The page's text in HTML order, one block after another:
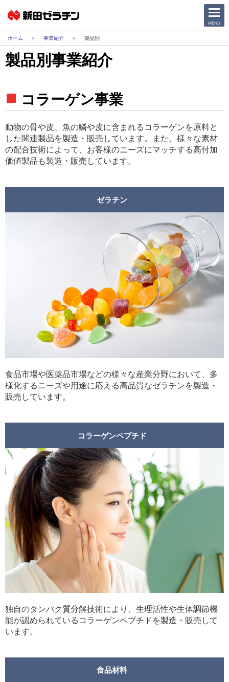
CLOSE
MENU
事業紹介 製品別
製品別事業紹介
コラーゲン事業
動物の骨や皮、魚の鱗や皮に含まれるコラーゲンを原料と
した関連製品を製造・販売しています。また、様々な素材
の配合技術によって、お客様のニーズにマッチする高付加
価値製品も製造・販売しています。
ゼラチン
食品市場や医薬品市場などの様々な産業分野において、多
様化するニーズや用途に応える高品質なゼラチンを製造・
販売しています。
コラーゲンペプチド
独自のタンパク質分解技術により、生理活性や生体調節機
能が認められているコラーゲンペプチドを製造・販売して
います。
食品材料
ニュース一覧
サステナビリティ
事業紹介
IR情報
採用情報
日本語 English
アクセス